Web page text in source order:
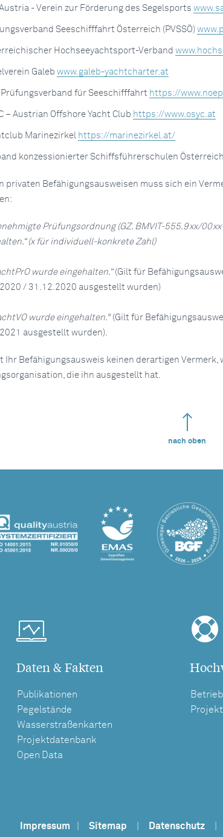
- Verein zur Förderung des Segelsports
Seeschifffahrt Österreich (PVSSÖ)
Hochseeyachtsport-Verband
Galeb www.galeb-yachtcharter.at
Prüfungsverband für Seeschifffahrt https://
– Austrian Offshore Yacht Club https://www.osyc.at
Marinezirkel https://marinezirkel.at/
konzessionierter Schiffsführerschulen
privaten Befähigungsausweisen muss sich ein
Prüfungsordnung (GZ. BMVIT-555.9xx/
(x für individuell-konkrete Zahl)
wurde eingehalten.“(Gilt für
/ 31.12.2020 ausgestellt wurden)
wurde eingehalten."(Gilt für
ausgestellt wurden).
Ihr Befähigungsausweis keinen derartigen Vermerk,
die ihn ausgestellt hat.
nach oben
Daten & Fakten
Publikationen
Pegelstände
Wasserstraßenkarten
Projektdatenbank
Open Data
Betrieb
Projekt
Impressum Sitemap Datenschutz